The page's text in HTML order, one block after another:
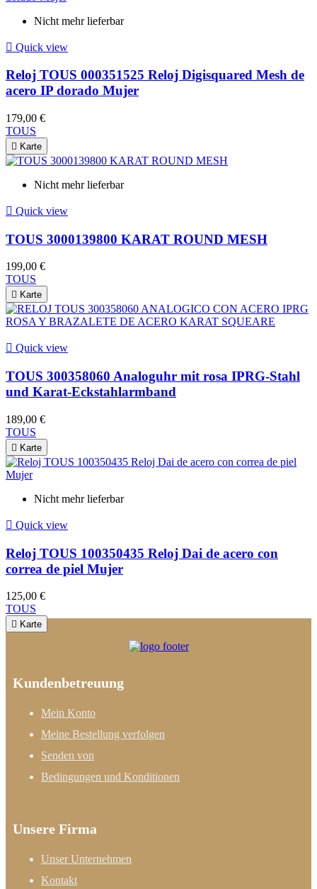
Nicht mehr lieferbar
 Quick view
Reloj TOUS 000351525 Reloj Digisquared Mesh de
acero IP dorado Mujer
179,00 €
TOUS
 Karte
Nicht mehr lieferbar
 Quick view
TOUS 3000139800 KARAT ROUND MESH
199,00 €
TOUS
 Karte
 Quick view
TOUS 300358060 Analoguhr mit rosa IPRG-Stahl
und Karat-Eckstahlarmband
189,00 €
TOUS
 Karte
Nicht mehr lieferbar
 Quick view
Reloj TOUS 100350435 Reloj Dai de acero con
correa de piel Mujer
125,00 €
TOUS
 Karte
Kundenbetreuung
Mein Konto
Meine Bestellung verfolgen
Senden von
Bedingungen und Konditionen
Unsere Firma
Unser Unternehmen
Kontakt